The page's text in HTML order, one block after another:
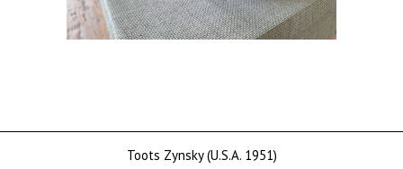
Toots Zynsky (U.S.A. 1951)